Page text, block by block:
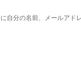
自分の名前、メールアド